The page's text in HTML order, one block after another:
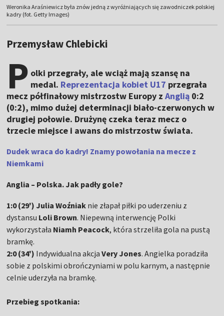
Weronika Araśniewicz była znów jedną z wyróżniających się zawodniczek polskiej
kadry (fot. Getty Images)
Przemysław Chlebicki
P olki przegrały, ale wciąż mają szansę na
medal. Reprezentacja kobiet U17 przegrała
mecz półfinałowy mistrzostw Europy zAnglią 0:2
(0:2), mimo dużej determinacji biało-czerwonych w
drugiej połowie. Drużynę czeka teraz mecz o
trzecie miejsce i awans do mistrzostw świata.
Dudek wraca do kadry! Znamy powołania na mecze z
Niemkami
Anglia – Polska. Jak padły gole?
1:0 (29') Julia Woźniak nie złapał piłki po uderzeniu z
dystansu Loli Brown. Niepewną interwencję Polki
wykorzystała Niamh Peacock, która strzeliła gola na pustą
bramkę.
2:0 (34') Indywidualna akcjaVery Jones. Angielka poradziła
sobie z polskimi obrończyniami w polu karnym, a następnie
celnie uderzyła na bramkę.
Przebieg spotkania: